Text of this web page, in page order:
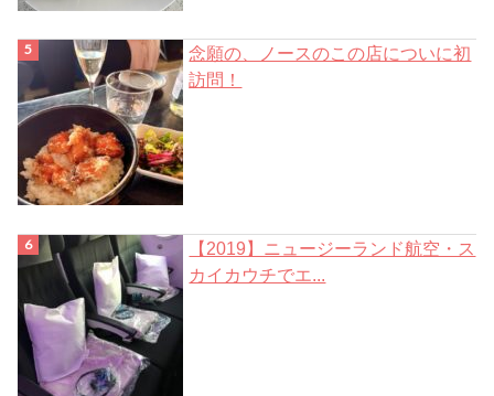
念願の、ノースのこの店についに初
訪問！
【2019】ニュージーランド航空・ス
カイカウチでエ...